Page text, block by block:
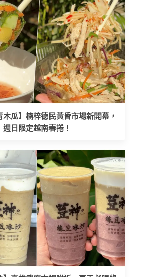
木瓜】楠梓德民黃昏市場新開幕，
週日限定越南春捲！